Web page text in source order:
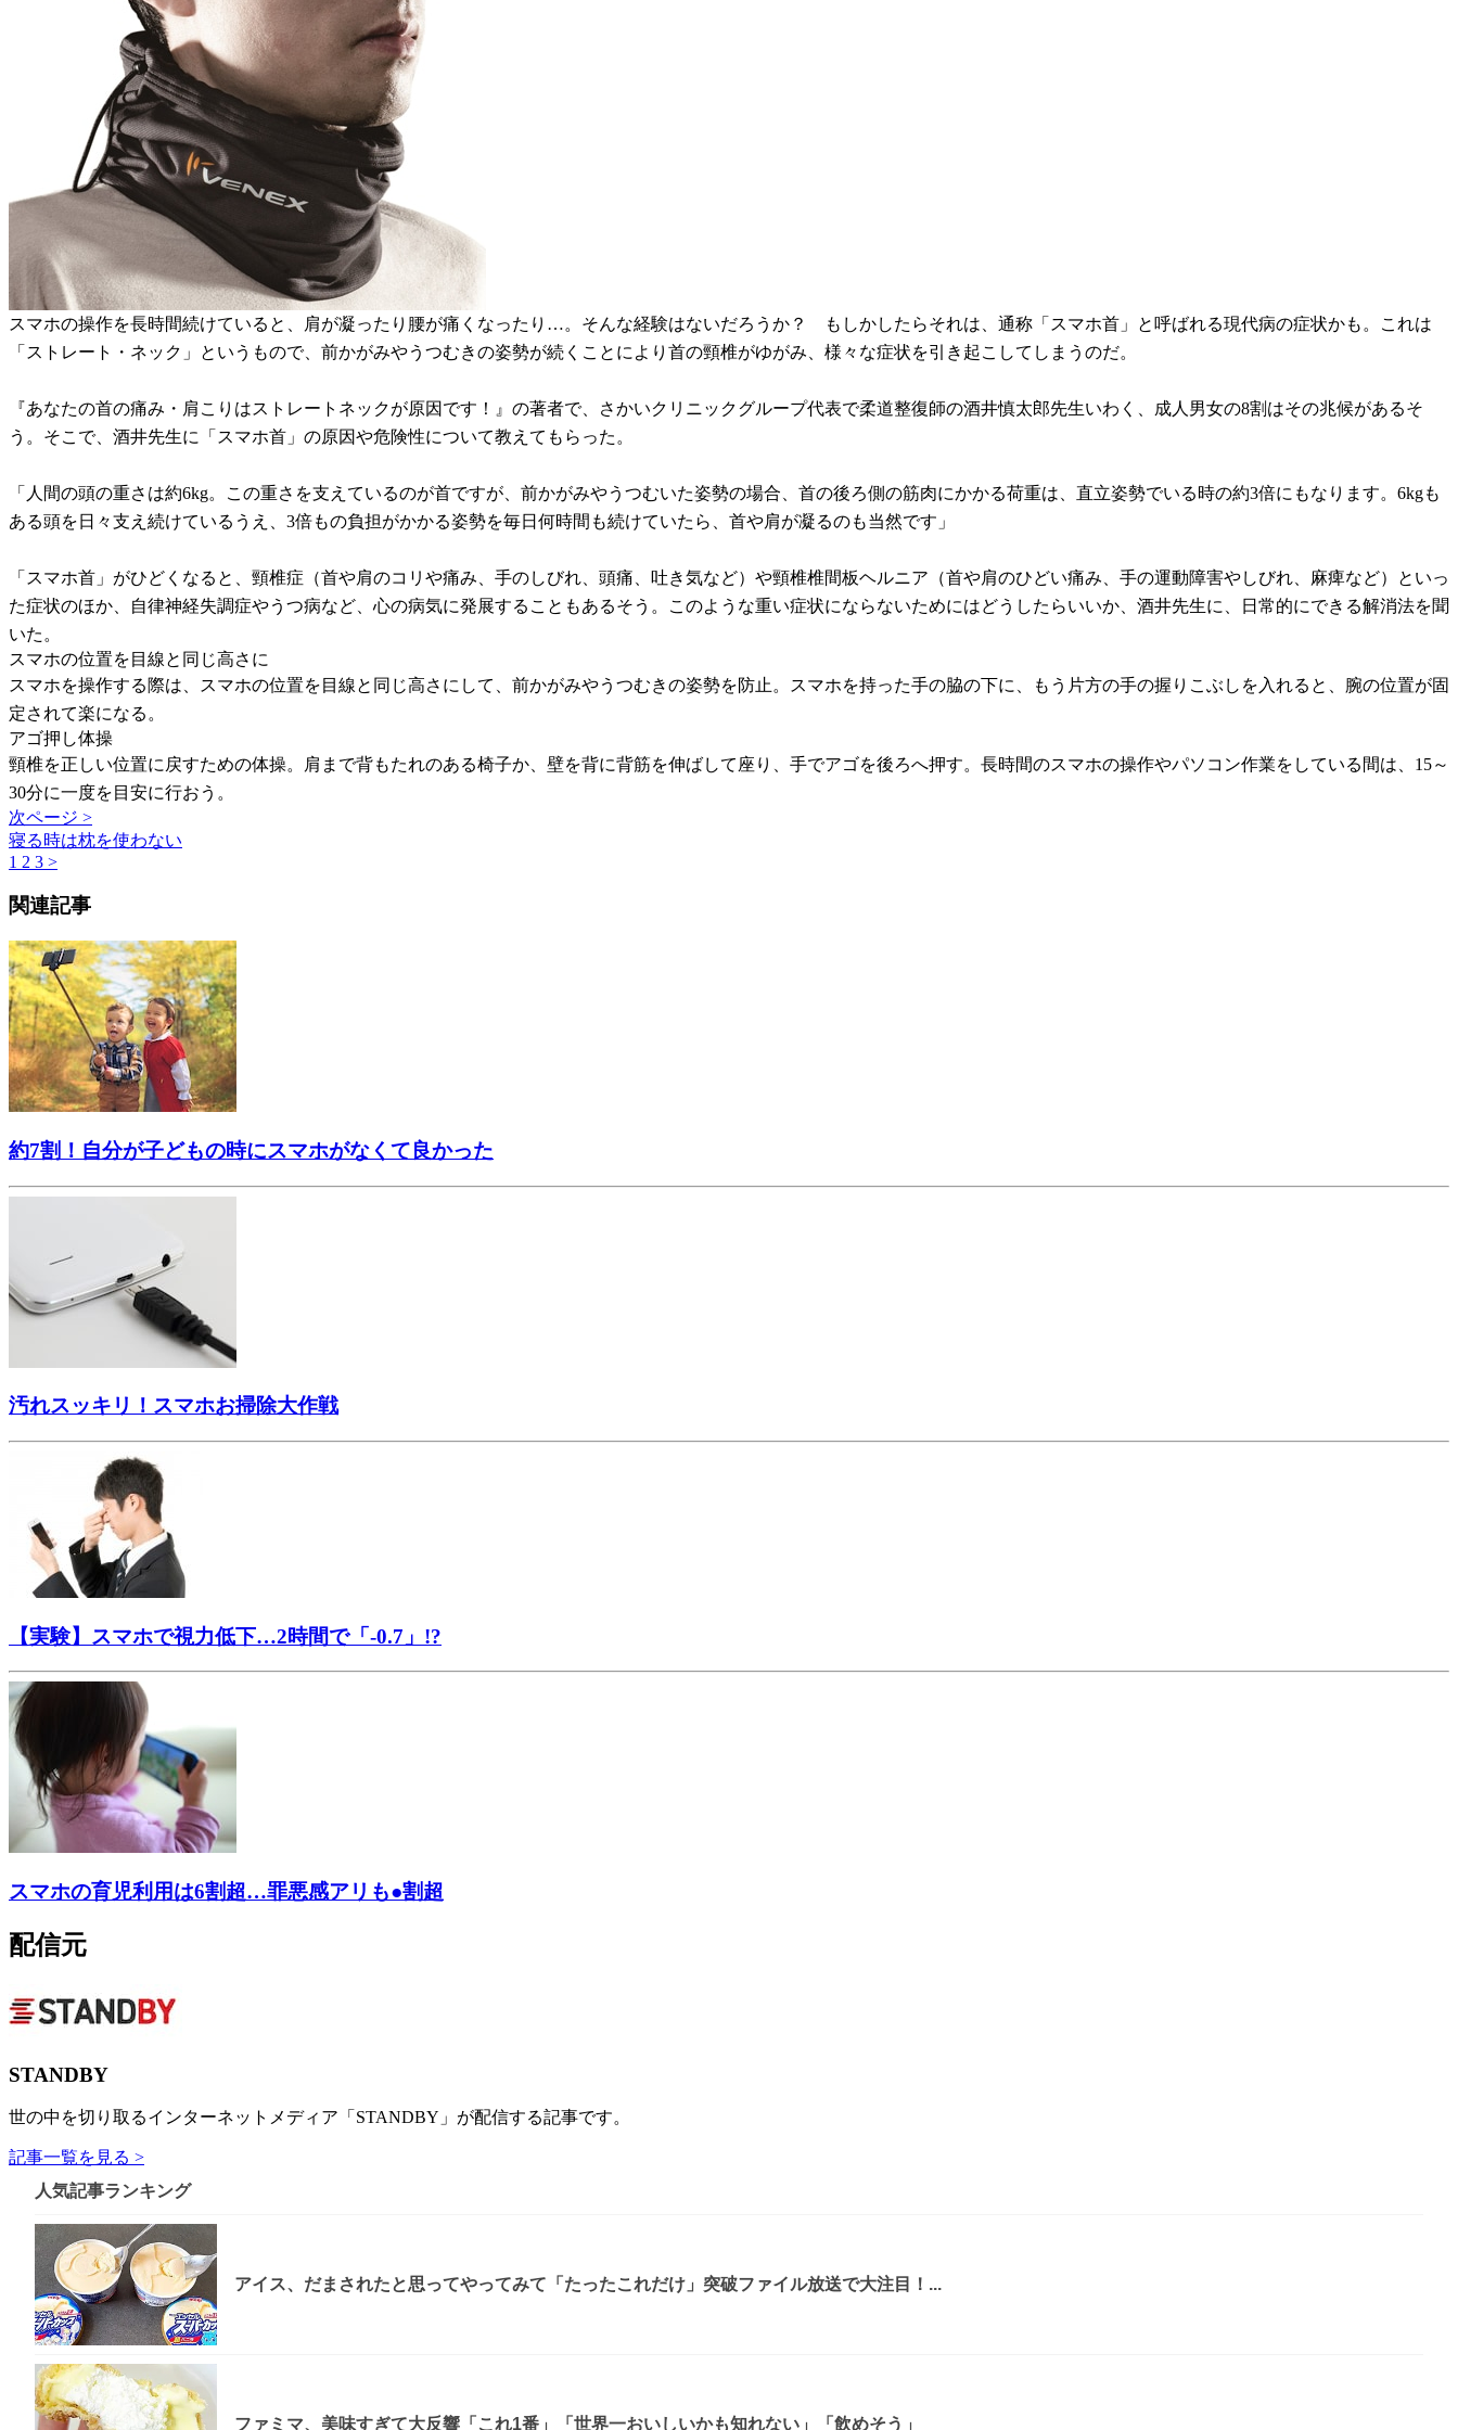
スマホの操作を長時間続けていると、肩が凝ったり腰が痛くなったり…。そんな経験はないだろうか？ もしかしたらそれは、通称「スマホ首」と呼ばれる現代病の症状かも。これは
「ストレート・ネック」というもので、前かがみやうつむきの姿勢が続くことにより首の頸椎がゆがみ、様々な症状を引き起こしてしまうのだ。
『あなたの首の痛み・肩こりはストレートネックが原因です！』の著者で、さかいクリニックグループ代表で柔道整復師の酒井慎太郎先生いわく、成人男女の8割はその兆候があるそ
う。そこで、酒井先生に「スマホ首」の原因や危険性について教えてもらった。
「人間の頭の重さは約6kg。この重さを支えているのが首ですが、前かがみやうつむいた姿勢の場合、首の後ろ側の筋肉にかかる荷重は、直立姿勢でいる時の約3倍にもなります。6kgも
ある頭を日々支え続けているうえ、3倍もの負担がかかる姿勢を毎日何時間も続けていたら、首や肩が凝るのも当然です」
「スマホ首」がひどくなると、頸椎症（首や肩のコリや痛み、手のしびれ、頭痛、吐き気など）や頸椎椎間板ヘルニア（首や肩のひどい痛み、手の運動障害やしびれ、麻痺など）といっ
た症状のほか、自律神経失調症やうつ病など、心の病気に発展することもあるそう。このような重い症状にならないためにはどうしたらいいか、酒井先生に、日常的にできる解消法を聞
いた。
スマホの位置を目線と同じ高さに
スマホを操作する際は、スマホの位置を目線と同じ高さにして、前かがみやうつむきの姿勢を防止。スマホを持った手の脇の下に、もう片方の手の握りこぶしを入れると、腕の位置が固
定されて楽になる。
アゴ押し体操
頸椎を正しい位置に戻すための体操。肩まで背もたれのある椅子か、壁を背に背筋を伸ばして座り、手でアゴを後ろへ押す。長時間のスマホの操作やパソコン作業をしている間は、15～
30分に一度を目安に行おう。
次ページ >
寝る時は枕を使わない
1 2 3 >
関連記事
約7割！自分が子どもの時にスマホがなくて良かった
汚れスッキリ！スマホお掃除大作戦
【実験】スマホで視力低下…2時間で「-0.7」!?
スマホの育児利用は6割超…罪悪感アリも●割超
配信元
STANDBY
世の中を切り取るインターネットメディア「STANDBY」が配信する記事です。
記事一覧を見る >
人気記事ランキング
アイス、だまされたと思ってやってみて「たったこれだけ」突破ファイル放送で大注目！...
ファミマ、美味すぎて大反響「これ1番」「世界一おいしいかも知れない」「飲めそう」